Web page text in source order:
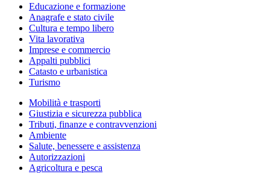
Educazione e formazione
Anagrafe e stato civile
Cultura e tempo libero
Vita lavorativa
Imprese e commercio
Appalti pubblici
Catasto e urbanistica
Turismo
Mobilità e trasporti
Giustizia e sicurezza pubblica
Tributi, finanze e contravvenzioni
Ambiente
Salute, benessere e assistenza
Autorizzazioni
Agricoltura e pesca